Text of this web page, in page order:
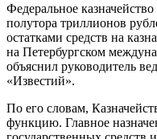
Федеральное
полутора триллионов
остатками средств на
на Петербургском
объяснил руководитель
«Известий».
По его словам,
функцию. Главное